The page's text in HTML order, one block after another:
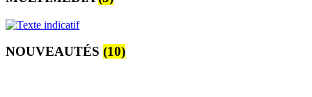
NOUVEAUTÉS (10)